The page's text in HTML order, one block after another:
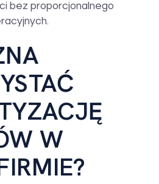
bez proporcjonalnego
W